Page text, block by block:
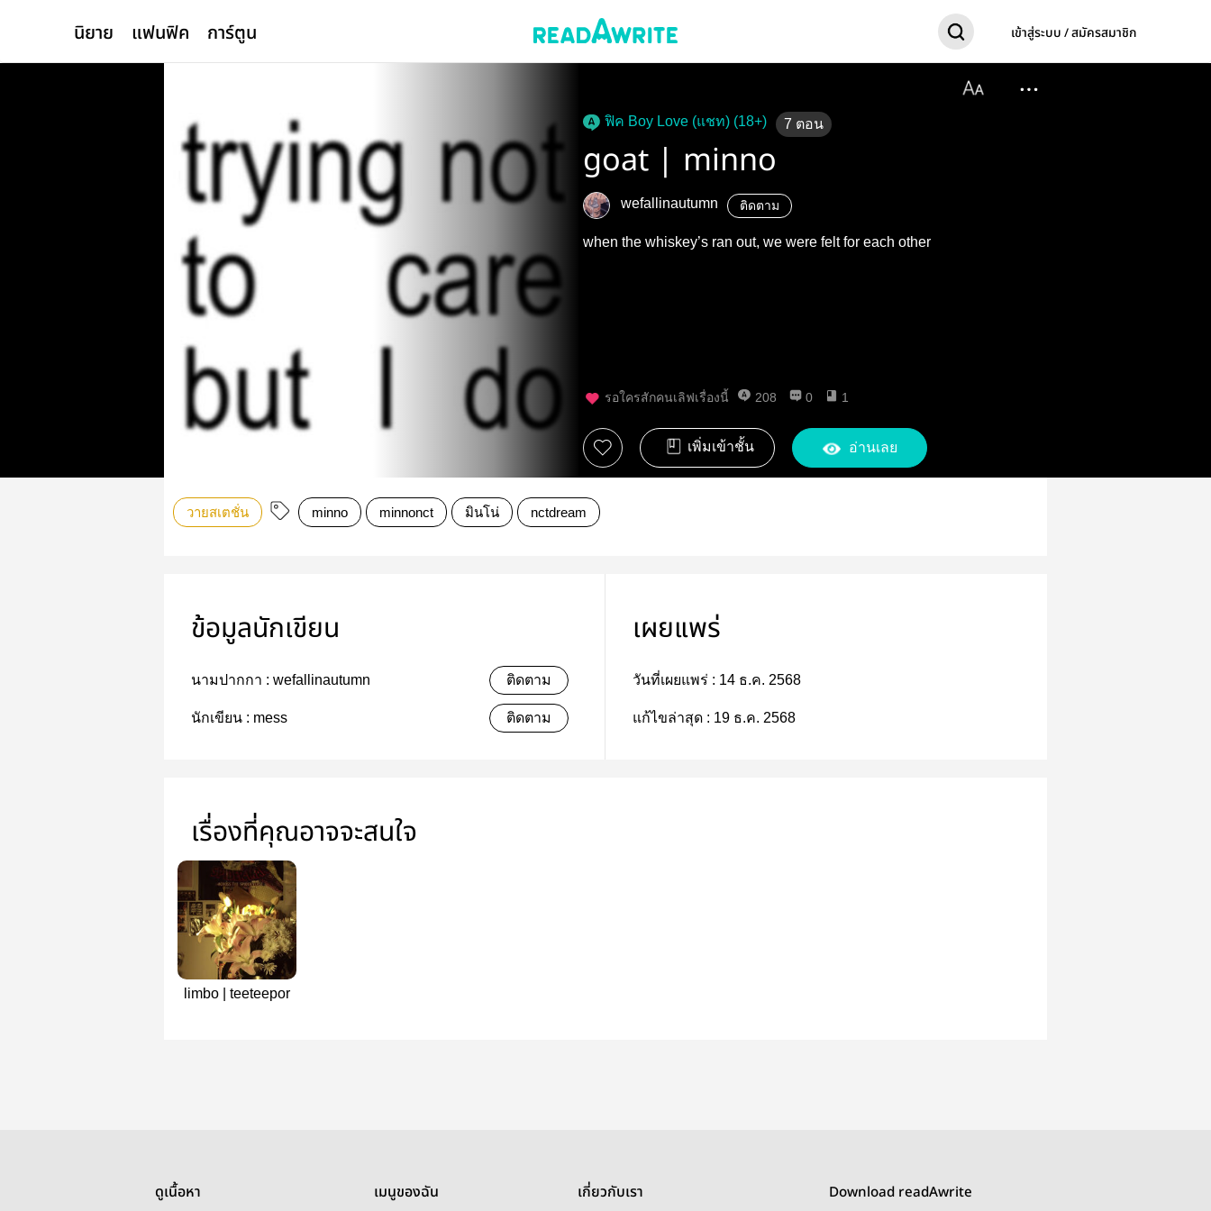
นิยาย แฟนฟิค การ์ตูน เข้าสู่ระบบ / สมัครสมาชิก
ฟิค Boy Love (แชท) (18+) 7 ตอน
goat | minno
wefallinautumn ติดตาม
when the whiskey’s ran out, we were felt for each other
รอใครสักคนเลิฟเรื่องนี้ 208 0 1
เพิ่มเข้าชั้น อ่านเลย
วายสเตชั่น minno minnonct มินโน่ nctdream
ข้อมูลนักเขียน
นามปากกา : wefallinautumn ติดตาม
นักเขียน : mess ติดตาม
เผยแพร่
วันที่เผยแพร่ : 14 ธ.ค. 2568
แก้ไขล่าสุด : 19 ธ.ค. 2568
เรื่องที่คุณอาจจะสนใจ
limbo | teeteepor
ดูเนื้อหา เมนูของฉัน เกี่ยวกับเรา Download readAwrite